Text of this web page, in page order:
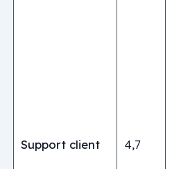
Support client 4,7